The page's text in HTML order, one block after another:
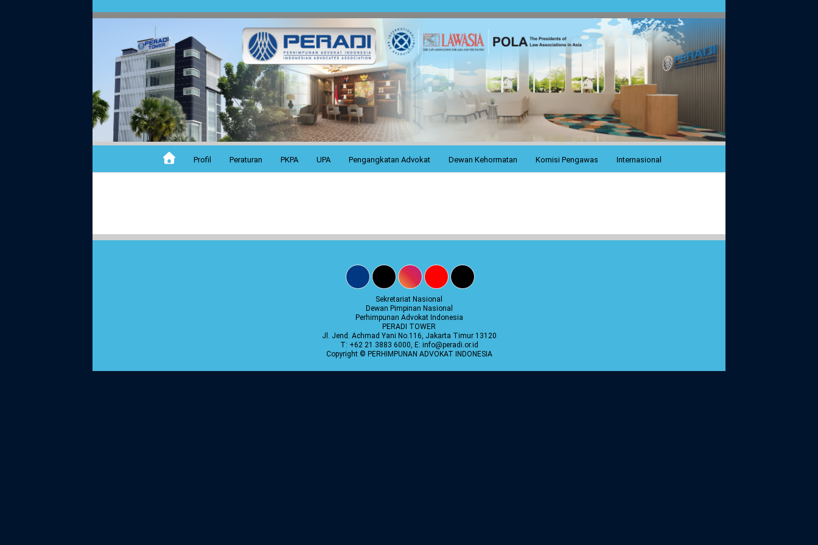
Profil Peraturan PKPA UPA Pengangkatan Advokat Dewan Kehormatan Komisi Pengawas Internasional
Sekretariat Nasional
Dewan Pimpinan Nasional
Perhimpunan Advokat Indonesia
PERADI TOWER
Jl. Jend. Achmad Yani No.116, Jakarta Timur 13120
T: +62 21 3883 6000, E: info@peradi.or.id
Copyright © PERHIMPUNAN ADVOKAT INDONESIA